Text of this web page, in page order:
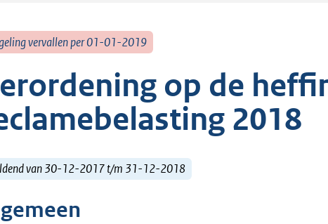
vervallen per 01-01-2019
op de
2018
van 30-12-2017 t/m 31-12-2018